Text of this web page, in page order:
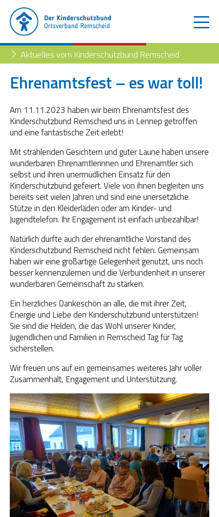
Aktuelles
Blog
Kinder- und Jugendtelefon
Trennung der Eltern
Familienberatungsstelle
Familienberatungsstelle
Begleiteter Umgang
Fachstelle „Frühe Hilfen“
Müttertreff „Mama mia“
OGS Heinrich-Neumann-Schule
Fit für Kids – Elternkurse
Kinder im Blick – Elternkurse
Wohngemeinschaft
Kleiderläden
Aktuelles vom Kinderschutzbund Remscheid
Ehrenamtsfest – es war toll!
Am 11.11.2023 haben wir beim Ehrenamtsfest des
Kinderschutzbund Remscheid uns in Lennep getroffen
und eine fantastische Zeit erlebt!
Mit strahlenden Gesichtern und guter Laune haben unsere
wunderbaren Ehrenamtlerinnen und Ehrenamtler sich
selbst und ihren unermüdlichen Einsatz für den
Kinderschutzbund gefeiert. Viele von ihnen begleiten uns
bereits seit vielen Jahren und sind eine unersetzliche
Stütze in den Kleiderläden oder am Kinder- und
Jugendtelefon. Ihr Engagement ist einfach unbezahlbar!
Natürlich durfte auch der ehrenamtliche Vorstand des
Kinderschutzbund Remscheid nicht fehlen. Gemeinsam
haben wir eine großartige Gelegenheit genutzt, uns noch
besser kennenzulernen und die Verbundenheit in unserer
wunderbaren Gemeinschaft zu stärken.
Ein herzliches Dankeschön an alle, die mit ihrer Zeit,
Energie und Liebe den Kinderschutzbund unterstützen!
Sie sind die Helden, die das Wohl unserer Kinder,
Jugendlichen und Familien in Remscheid Tag für Tag
sicherstellen.
Wir freuen uns auf ein gemeinsames weiteres Jahr voller
Zusammenhalt, Engagement und Unterstützung.